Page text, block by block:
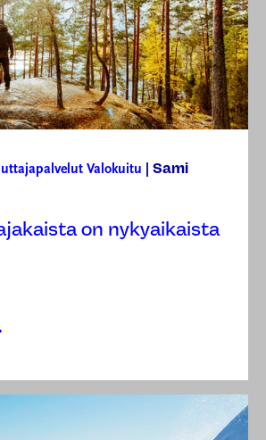
Valokuitu
Sami
on nykyaikaista